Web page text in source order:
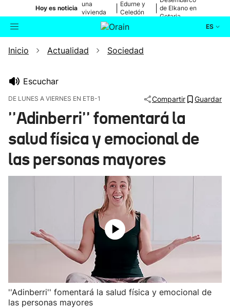
Hoy es noticia
una
vivienda
de Bilbao
Edurne y
Celedón
de Elkano en
Getaria
ES
Buscador Actualidad
Ikusmiran
Eguraldia
Inicio Actualidad Sociedad
Escuchar
DE LUNES A VIERNES EN ETB-1 Compartir Guardar
''Adinberri'' fomentará la
salud física y emocional de
las personas mayores
''Adinberri'' fomentará la salud física y emocional de
las personas mayores